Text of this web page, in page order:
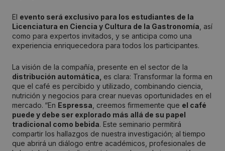
El evento será exclusivo para los estudiantes de la
Licenciatura en Ciencia y Cultura de la Gastronomía , así
como para expertos invitados, y se anticipa como una
experiencia enriquecedora para todos los participantes.
La visión de la compañía, presente en el sector de la
distribución automática, es clara: Transformar la forma en
que el café es percibido y utilizado, combinando ciencia,
nutrición y negocios para crear nuevas oportunidades en el
mercado. “En Espressa , creemos firmemente que el café
puede y debe ser explorado más allá de su papel
tradicional como bebida. Este seminario permitirá
compartir los hallazgos de nuestra investigación; al tiempo
que abrirá un diálogo entre académicos, profesionales de